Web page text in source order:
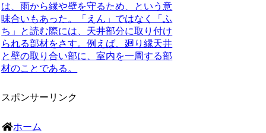
は、雨から縁や壁を守るため、という意
味合いもあった。「えん」ではなく「ふ
ち」と読む際には、天井部分に取り付け
られる部材をさす。例えば、廻り縁天井
と壁の取り合い部に、室内を一周する部
材のことである。
スポンサーリンク
ホーム